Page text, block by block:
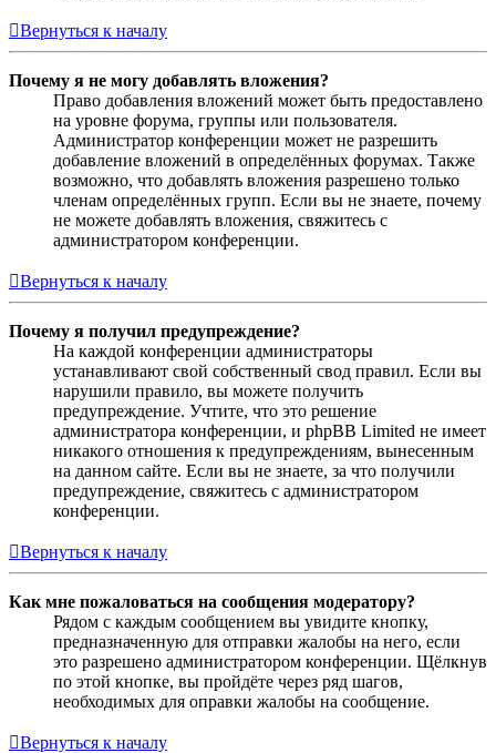
Вернуться к началу
Почему я не могу добавлять вложения?
Право добавления вложений может быть предоставлено
на уровне форума, группы или пользователя.
Администратор конференции может не разрешить
добавление вложений в определённых форумах. Также
возможно, что добавлять вложения разрешено только
членам определённых групп. Если вы не знаете, почему
не можете добавлять вложения, свяжитесь с
администратором конференции.
Вернуться к началу
Почему я получил предупреждение?
На каждой конференции администраторы
устанавливают свой собственный свод правил. Если вы
нарушили правило, вы можете получить
предупреждение. Учтите, что это решение
администратора конференции, и phpBB Limited не имеет
никакого отношения к предупреждениям, вынесенным
на данном сайте. Если вы не знаете, за что получили
предупреждение, свяжитесь с администратором
конференции.
Вернуться к началу
Как мне пожаловаться на сообщения модератору?
Рядом с каждым сообщением вы увидите кнопку,
предназначенную для отправки жалобы на него, если
это разрешено администратором конференции. Щёлкнув
по этой кнопке, вы пройдёте через ряд шагов,
необходимых для оправки жалобы на сообщение.
Вернуться к началу